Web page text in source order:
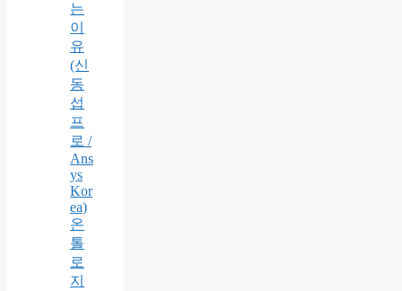
는
이
유
(신
동
섭
프
로 /
Ans
ys
Kor
ea)
온
톨
로
지